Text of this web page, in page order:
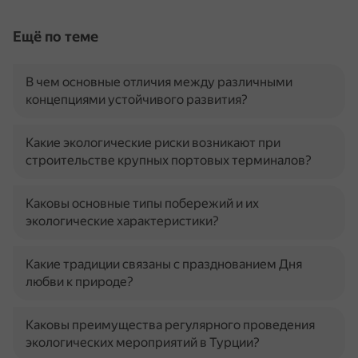
Ещё по теме
В чем основные отличия между различными
концепциями устойчивого развития?
Какие экологические риски возникают при
строительстве крупных портовых терминалов?
Каковы основные типы побережий и их
экологические характеристики?
Какие традиции связаны с празднованием Дня
любви к природе?
Каковы преимущества регулярного проведения
экологических мероприятий в Турции?